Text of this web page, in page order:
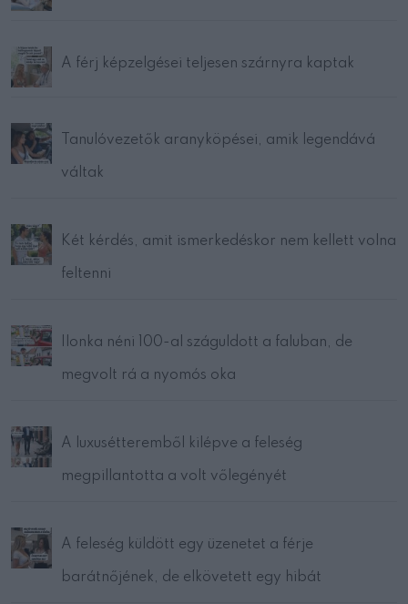
A férj képzelgései teljesen szárnyra kaptak
Tanulóvezetők aranyköpései, amik legendává
váltak
Két kérdés, amit ismerkedéskor nem kellett volna
feltenni
Ilonka néni 100-al száguldott a faluban, de
megvolt rá a nyomós oka
A luxusétteremből kilépve a feleség
megpillantotta a volt vőlegényét
A feleség küldött egy üzenetet a férje
barátnőjének, de elkövetett egy hibát